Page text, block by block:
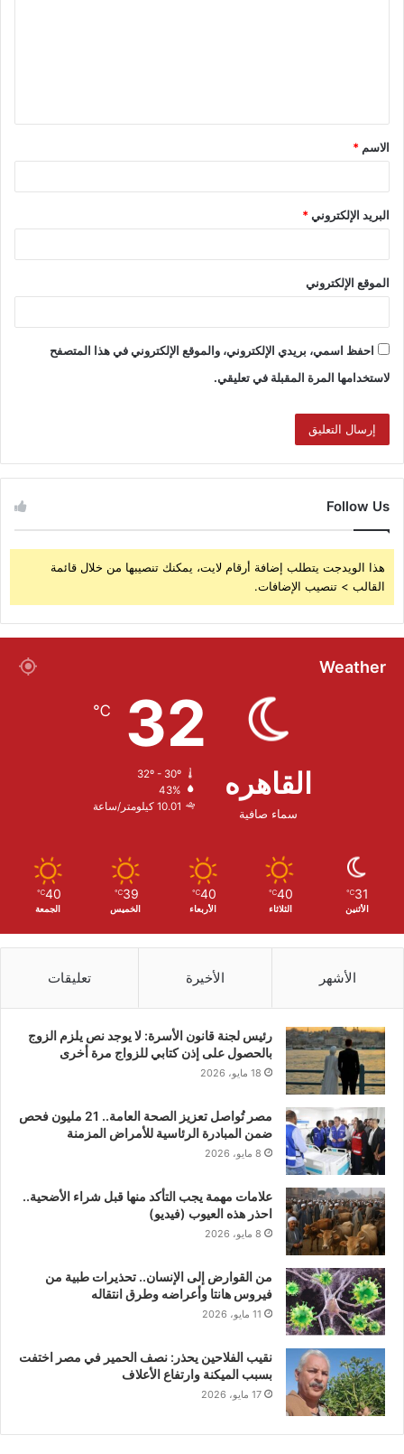
الاسم *
البريد الإلكتروني*
الموقع الإلكتروني
احفظ اسمي، بريدي الإلكتروني، والموقع الإلكتروني في هذا المتصفح
لاستخدامها المرة المقبلة في تعليقي.
Follow Us
هذا الويدجت يتطلب إضافة أرقام لايت، يمكنك تنصيبها من خلال قائمة
القالب > تنصيب الإضافات.
Weather
القاهره
سماء صافية
32
℃
32º - 30º
43%
10.01 كيلومتر/ساعة
31
℃
الأثنين
40
℃
الثلاثاء
40
℃
الأربعاء
39
℃
الخميس
40
℃
الجمعة
الأشهر الأخيرة تعليقات
رئيس لجنة قانون الأسرة: لا يوجد نص يلزم الزوج
بالحصول على إذن كتابي للزواج مرة أخرى
18 مايو، 2026
مصر تُواصل تعزيز الصحة العامة.. 21 مليون فحص
ضمن المبادرة الرئاسية للأمراض المزمنة
8 مايو، 2026
علامات مهمة يجب التأكد منها قبل شراء الأضحية..
احذر هذه العيوب (فيديو)
8 مايو، 2026
من القوارض إلى الإنسان.. تحذيرات طبية من
فيروس هانتا وأعراضه وطرق انتقاله
11 مايو، 2026
نقيب الفلاحين يحذر: نصف الحمير في مصر اختفت
بسبب الميكنة وارتفاع الأعلاف
17 مايو، 2026